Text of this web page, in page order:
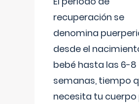
recuperación se
denomina
desde el
bebé hasta las 6-8
semanas, tiempo
necesita tu cuerpo